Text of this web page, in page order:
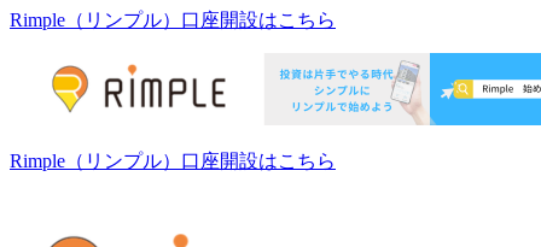
Rimple（リンプル） 口座開設はこちら
Rimple（リンプル） 口座開設はこちら